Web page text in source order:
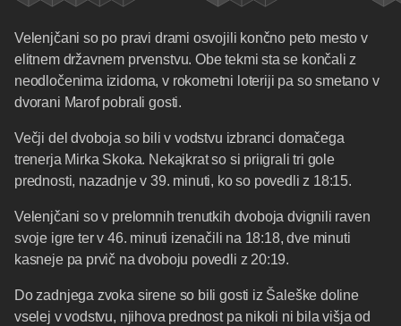
Velenjčani so po pravi drami osvojili končno peto mesto v
elitnem državnem prvenstvu. Obe tekmi sta se končali z
neodločenima izidoma, v rokometni loteriji pa so smetano v
dvorani Marof pobrali gosti.
Večji del dvoboja so bili v vodstvu izbranci domačega
trenerja Mirka Skoka. Nekajkrat so si priigrali tri gole
prednosti, nazadnje v 39. minuti, ko so povedli z 18:15.
Velenjčani so v prelomnih trenutkih dvoboja dvignili raven
svoje igre ter v 46. minuti izenačili na 18:18, dve minuti
kasneje pa prvič na dvoboju povedli z 20:19.
Do zadnjega zvoka sirene so bili gosti iz Šaleške doline
vselej v vodstvu, njihova prednost pa nikoli ni bila višja od